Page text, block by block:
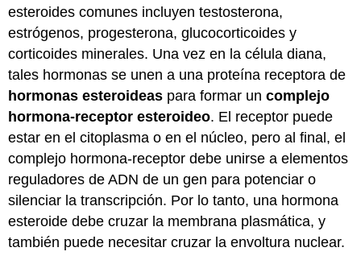
esteroides comunes incluyen testosterona,
estrógenos, progesterona, glucocorticoides y
corticoides minerales. Una vez en la célula diana,
tales hormonas se unen a una proteína receptora de
hormonas esteroideas para formar uncomplejo
hormona-receptor esteroideo. El receptor puede
estar en el citoplasma o en el núcleo, pero al final, el
complejo hormona-receptor debe unirse a elementos
reguladores de ADN de un gen para potenciar o
silenciar la transcripción. Por lo tanto, una hormona
esteroide debe cruzar la membrana plasmática, y
también puede necesitar cruzar la envoltura nuclear.